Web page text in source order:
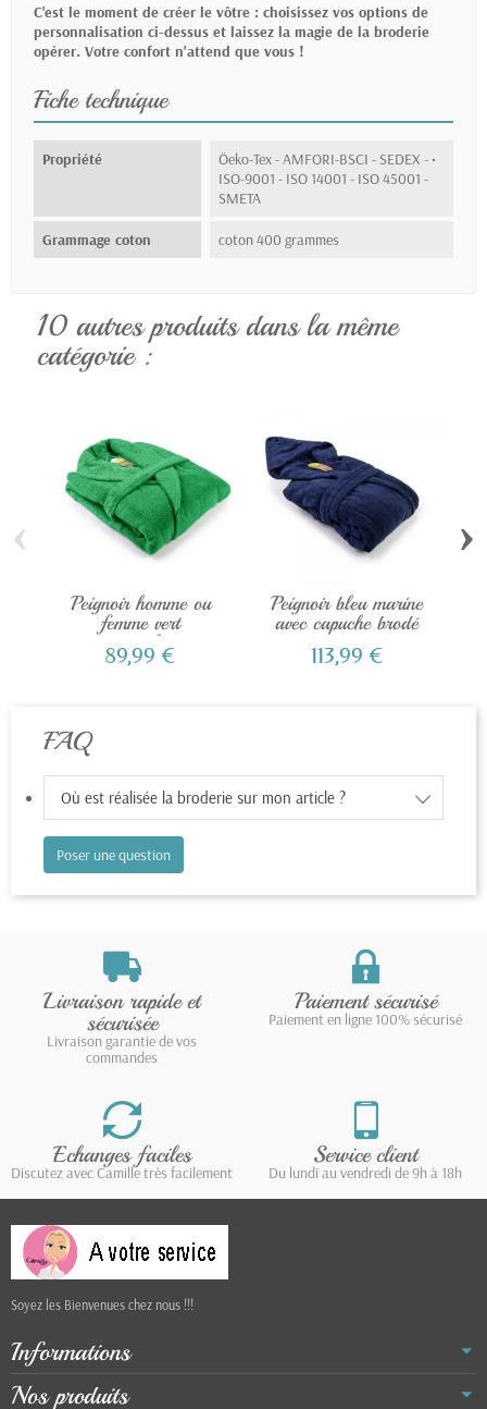
C'est le moment de créer le vôtre : choisissez vos options de
personnalisation ci-dessus et laissez la magie de la broderie
opérer. Votre confort n'attend que vous !
Fiche technique
Propriété
Öeko-Tex - AMFORI-BSCI - SEDEX - •
ISO-9001 - ISO 14001 - ISO 45001 -
SMETA
Grammage coton coton 400 grammes
10 autres produits dans la même
catégorie :
Peignoir homme ou
femme vert
personnalisé...
89,99 €
Peignoir bleu marine
avec capuche brodé
113,99 €
‹ ›
FAQ
Où est réalisée la broderie sur mon article ?
Poser une question
Livraison rapide et
sécurisée
Livraison garantie de vos
commandes
Paiement sécurisé
Paiement en ligne 100% sécurisé
Echanges faciles
Discutez avec Camille très facilement
Service client
Du lundi au vendredi de 9h à 18h
Soyez les Bienvenues chez nous !!!
Informations
Nos produits